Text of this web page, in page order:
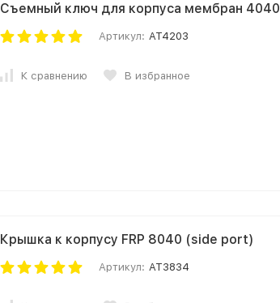
Съемный ключ для корпуса мембран 4040
Артикул: AT4203
К сравнению В избранное
Крышка к корпусу FRP 8040 (side port)
Артикул: AT3834